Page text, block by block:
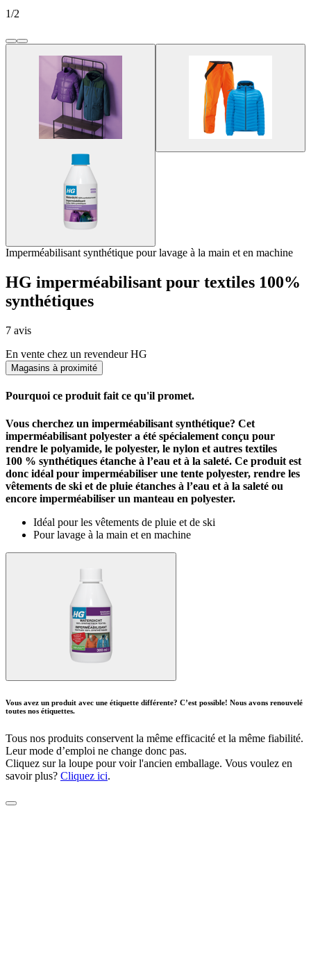
1/2
Imperméabilisant synthétique pour lavage à la main et en machine
HG imperméabilisant pour textiles 100%
synthétiques
7 avis
En vente chez un revendeur HG
Magasins à proximité
Pourquoi ce produit fait ce qu'il promet.
Vous cherchez un imperméabilisant synthétique? Cet
imperméabilisant polyester a été spécialement conçu pour
rendre le polyamide, le polyester, le nylon et autres textiles
100 % synthétiques étanche à l’eau et à la saleté. Ce produit est
donc idéal pour imperméabiliser une tente polyester, rendre les
vêtements de ski et de pluie étanches à l’eau et à la saleté ou
encore imperméabiliser un manteau en polyester.
Idéal pour les vêtements de pluie et de ski
Pour lavage à la main et en machine
Vous avez un produit avec une étiquette différente? C’est possible! Nous avons renouvelé
toutes nos étiquettes.
Tous nos produits conservent la même efficacité et la même fiabilité.
Leur mode d’emploi ne change donc pas.
Cliquez sur la loupe pour voir l'ancien emballage. Vous voulez en
savoir plus? Cliquez ici.